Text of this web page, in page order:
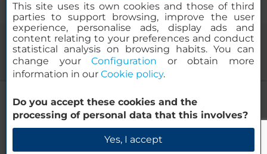
NH Canciller Ayala Vitoria
Verificar disponibilidad
© 2000-2026 MINOR HOTELS EUROPE & AMERICAS Santa Engracia,
120. 28003 Madrid, España
This site uses its own cookies and those of third
parties to support browsing, improve the user
experience, personalise ads, display ads and
content relating to your preferences and conduct
statistical analysis on browsing habits. You can
change yourConfiguration or obtain more
information in our Cookie policy.
Do you accept these cookies and the
processing of personal data that this involves?
Yes, I accept